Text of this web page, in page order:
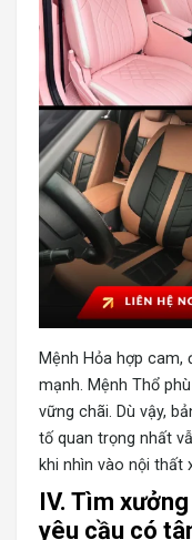
Mệnh Hỏa hợp
mạnh. Mệnh Thổ
vững chãi. Dù vậy,
tố quan trọng nhất
khi nhìn vào nội thất
IV. Tìm
yêu cầu có